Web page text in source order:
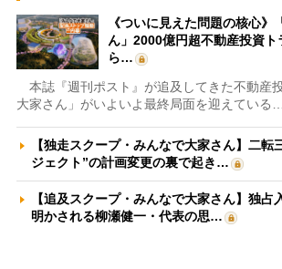
《ついに見えた問題の核心》
ん」2000億円超不動産投資ト
ら…
本誌『週刊ポスト』が追及してきた不動産
大家さん」がいよいよ最終局面を迎えている…
【独走スクープ・みんなで大家さん】二転
ジェクト”の計画変更の裏で起き…
【追及スクープ・みんなで大家さん】独占
明かされる柳瀬健一・代表の思…